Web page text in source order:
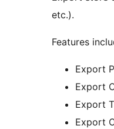
etc.).
Features
Export
Export
Export
Export